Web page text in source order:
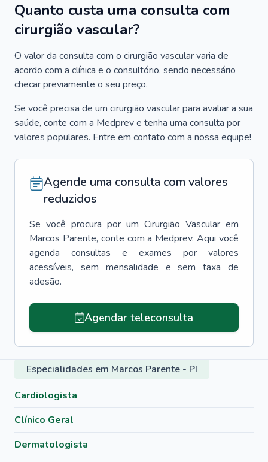
Quanto custa uma consulta com
cirurgião vascular?
O valor da consulta com o cirurgião vascular varia de
acordo com a clínica e o consultório, sendo necessário
checar previamente o seu preço.
Se você precisa de um cirurgião vascular para avaliar a sua
saúde, conte com a Medprev e tenha uma consulta por
valores populares. Entre em contato com a nossa equipe!
Agende uma consulta com valores
reduzidos
Se você procura por um Cirurgião Vascular em
Marcos Parente, conte com a Medprev. Aqui você
agenda consultas e exames por valores
acessíveis, sem mensalidade e sem taxa de
adesão.
Agendar teleconsulta
Especialidades em Marcos Parente - PI
Cardiologista
Clínico Geral
Dermatologista